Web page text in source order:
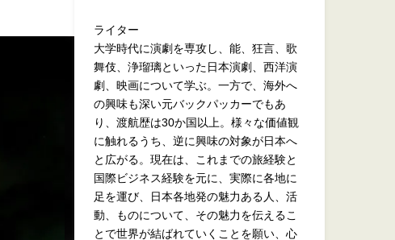
ライター
大学時代に演劇を専攻し、能、狂言、歌
舞伎、浄瑠璃といった日本演劇、西洋演
劇、映画について学ぶ。一方で、海外へ
の興味も深い元バックパッカーでもあ
り、渡航歴は30か国以上。様々な価値観
に触れるうち、逆に興味の対象が日本へ
と広がる。現在は、これまでの旅経験と
国際ビジネス経験を元に、実際に各地に
足を運び、日本各地発の魅力ある人、活
動、ものについて、その魅力を伝えるこ
とで世界が結ばれていくことを願い、心